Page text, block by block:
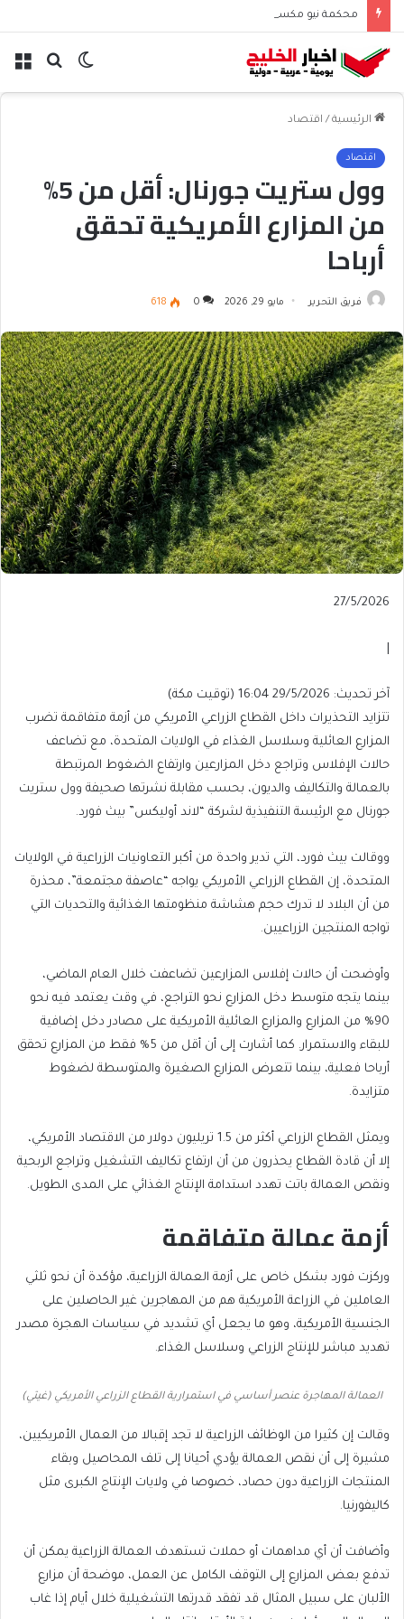
محكمة نيو مكسيكو تغرم ميتا نصف مليار دولار بسبب الأطفال
بحث الوضع
الرئيسية / اقتصاد
اقتصاد
وول ستريت جورنال: أقل من 5%
من المزارع الأمريكية تحقق
أرباحا
فريق التحرير مايو 29, 2026 0
618
Published
27/5/2026
آخر
تحديث:
29/5/2026
16:04
(توقيت
مكة)
آخر تحديث: 29/5/2026 16:04 (توقيت مكة)
تتزايد التحذيرات داخل القطاع الزراعي الأمريكي من أزمة متفاقمة تضرب
المزارع العائلية وسلاسل الغذاء في الولايات المتحدة، مع تضاعف
حالات الإفلاس وتراجع دخل المزارعين وارتفاع الضغوط المرتبطة
بالعمالة والتكاليف والديون، بحسب مقابلة نشرتها صحيفة وول ستريت
جورنال مع الرئيسة التنفيذية لشركة “لاند أوليكس” بيث فورد.
ووقالت بيث فورد، التي تدير واحدة من أكبر التعاونيات الزراعية في الولايات
المتحدة، إن القطاع الزراعي الأمريكي يواجه “عاصفة مجتمعة”، محذرة
من أن البلاد لا تدرك حجم هشاشة منظومتها الغذائية والتحديات التي
تواجه المنتجين الزراعيين.
وأوضحت أن حالات إفلاس المزارعين تضاعفت خلال العام الماضي،
بينما يتجه متوسط دخل المزارع نحو التراجع، في وقت يعتمد فيه نحو
90% من المزارع والمزارع العائلية الأمريكية على مصادر دخل إضافية
للبقاء والاستمرار. كما أشارت إلى أن أقل من 5% فقط من المزارع تحقق
أرباحا فعلية، بينما تتعرض المزارع الصغيرة والمتوسطة لضغوط
متزايدة.
ويمثل القطاع الزراعي أكثر من 1.5 تريليون دولار من الاقتصاد الأمريكي،
إلا أن قادة القطاع يحذرون من أن ارتفاع تكاليف التشغيل وتراجع الربحية
ونقص العمالة باتت تهدد استدامة الإنتاج الغذائي على المدى الطويل.
أزمة عمالة متفاقمة
وركزت فورد بشكل خاص على أزمة العمالة الزراعية، مؤكدة أن نحو ثلثي
العاملين في الزراعة الأمريكية هم من المهاجرين غير الحاصلين على
الجنسية الأمريكية، وهو ما يجعل أي تشديد في سياسات الهجرة مصدر
تهديد مباشر للإنتاج الزراعي وسلاسل الغذاء.
العمالة المهاجرة عنصر أساسي في استمرارية القطاع الزراعي الأمريكي (غيتي)
وقالت إن كثيرا من الوظائف الزراعية لا تجد إقبالا من العمال الأمريكيين،
مشيرة إلى أن نقص العمالة يؤدي أحيانا إلى تلف المحاصيل وبقاء
المنتجات الزراعية دون حصاد، خصوصا في ولايات الإنتاج الكبرى مثل
كاليفورنيا.
وأضافت أن أي مداهمات أو حملات تستهدف العمالة الزراعية يمكن أن
تدفع بعض المزارع إلى التوقف الكامل عن العمل، موضحة أن مزارع
الألبان على سبيل المثال قد تفقد قدرتها التشغيلية خلال أيام إذا غاب